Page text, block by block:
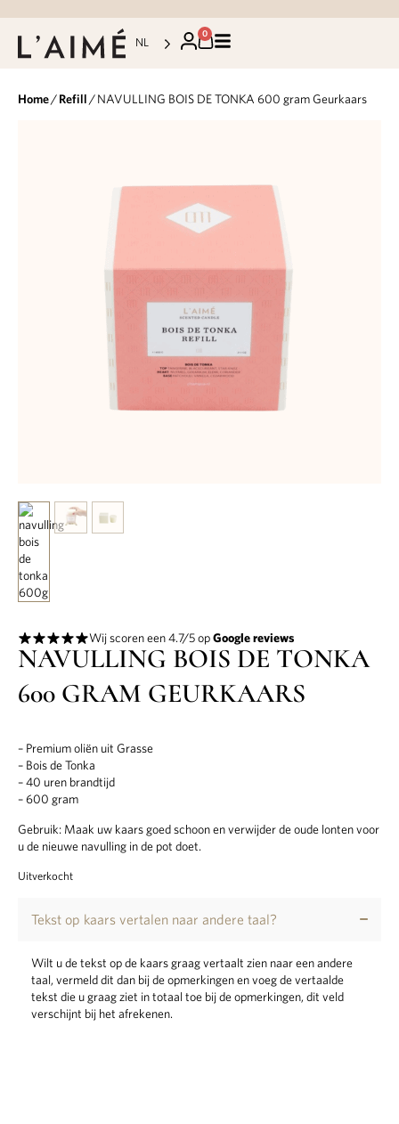
NL
0
Home/Refill / NAVULLING BOIS DE TONKA 600 gram Geurkaars
Wij scoren een 4.7/5 opGoogle reviews
NAVULLING BOIS DE TONKA
600 GRAM GEURKAARS
– Premium oliën uit Grasse
– Bois de Tonka
– 40 uren brandtijd
– 600 gram
Gebruik: Maak uw kaars goed schoon en verwijder de oude lonten voor
u de nieuwe navulling in de pot doet.
Uitverkocht
Tekst op kaars vertalen naar andere taal?
Wilt u de tekst op de kaars graag vertaalt zien naar een andere
taal, vermeld dit dan bij de opmerkingen en voeg de vertaalde
tekst die u graag ziet in totaal toe bij de opmerkingen, dit veld
verschijnt bij het afrekenen.